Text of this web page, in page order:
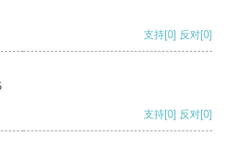
支持[0] 反对[0]
支持[0] 反对[0]